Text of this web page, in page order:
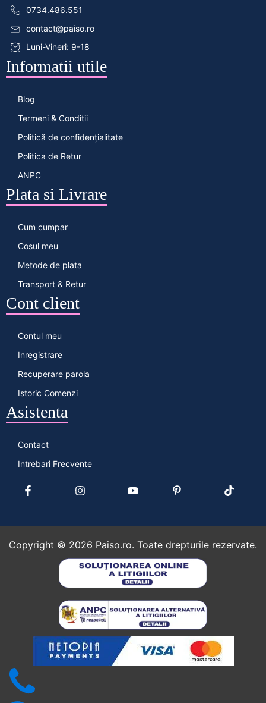
0734.486.551
contact@paiso.ro
Luni-Vineri: 9-18
Informatii utile
Blog
Termeni & Conditii
Politică de confidențialitate
Politica de Retur
ANPC
Plata si Livrare
Cum cumpar
Cosul meu
Metode de plata
Transport & Retur
Cont client
Contul meu
Inregistrare
Recuperare parola
Istoric Comenzi
Asistenta
Contact
Intrebari Frecvente
Copyright © 2026 Paiso.ro. Toate drepturile rezervate.